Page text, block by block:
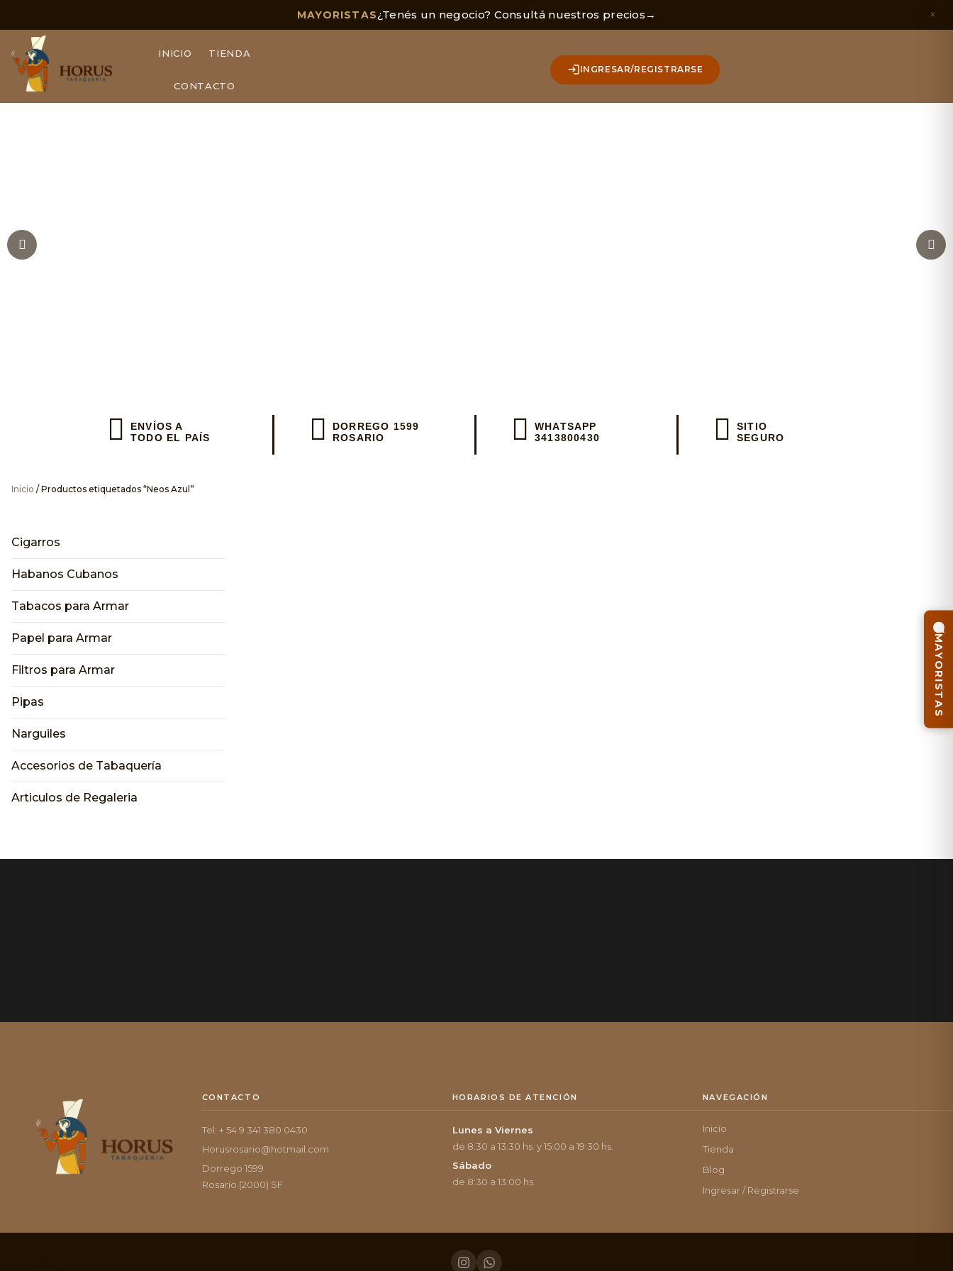
MAYORISTAS¿Tenés un negocio? Consultá nuestros precios → ×
INICIO TIENDA
CONTACTO
INGRESAR/REGISTRARSE
Envios en el día en Rosario
ENVÍOS A
TODO EL PAÍS
DORREGO 1599
ROSARIO
WHATSAPP
3413800430
SITIO
SEGURO
Inicio / Productos etiquetados “Neos Azul”
Cigarros
Habanos Cubanos
Tabacos para Armar
Papel para Armar
Filtros para Armar
Pipas
Narguiles
Accesorios de Tabaquería
Articulos de Regaleria
CONTACTO
Tel: + 54 9 341 380 0430
Horusrosario@hotmail.com
Dorrego 1599
Rosario (2000) SF
HORARIOS DE ATENCIÓN
Lunes a Viernes
de 8:30 a 13:30 hs. y 15:00 a 19:30 hs.
Sábado
de 8:30 a 13:00 hs.
NAVEGACIÓN
Inicio
Tienda
Blog
Ingresar / Registrarse
MAYORISTAS